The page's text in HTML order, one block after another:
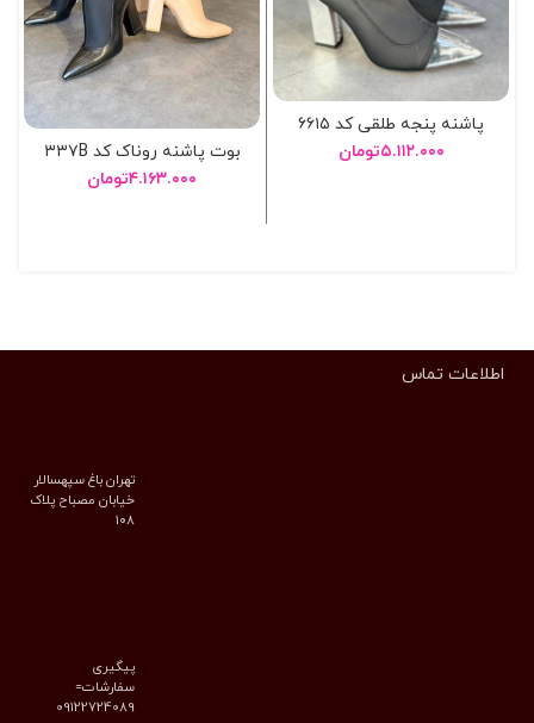
پاشنه پنجه طلقی کد ۶۶۱۵
۵.۱۱۲.۰۰۰تومان
بوت پاشنه روناک کد ۳۳۷B
۴.۱۶۳.۰۰۰تومان
اطلاعات تماس
تهران باغ سپهسالار
خیابان مصباح پلاک
۱۰۸
پیگیری
سفارشات=
09122724089